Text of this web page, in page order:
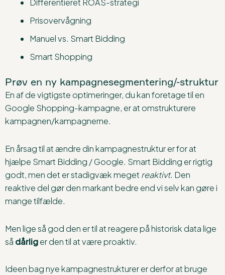
Prisovervågning
Manuel vs. Smart Bidding
Smart Shopping
Prøv en ny kampagnesegmentering/-struktur
En af de vigtigste optimeringer, du kan foretage til en
Google Shopping-kampagne, er at omstrukturere
kampagnen/kampagnerne.
En årsag til at ændre din kampagnestruktur er for at
hjælpe Smart Bidding / Google. Smart Bidding er rigtig
godt, men det er stadigvæk meget reaktivt. Den
reaktive del gør den markant bedre end vi selv kan gøre i
mange tilfælde.
Men lige så god den er til at reagere på historisk data lige
så dårliger den til at være proaktiv.
Ideen bag nye kampagnestrukturer er derfor at bruge